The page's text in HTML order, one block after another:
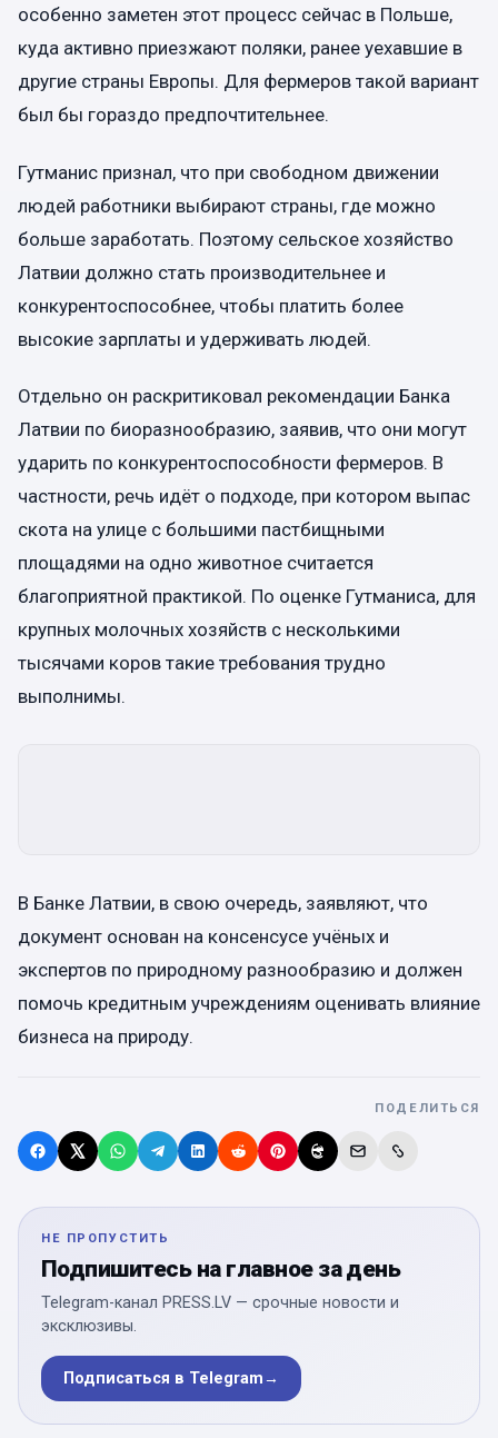
особенно заметен этот процесс сейчас в Польше,
куда активно приезжают поляки, ранее уехавшие в
другие страны Европы. Для фермеров такой вариант
был бы гораздо предпочтительнее.
Гутманис признал, что при свободном движении
людей работники выбирают страны, где можно
больше заработать. Поэтому сельское хозяйство
Латвии должно стать производительнее и
конкурентоспособнее, чтобы платить более
высокие зарплаты и удерживать людей.
Отдельно он раскритиковал рекомендации Банка
Латвии по биоразнообразию, заявив, что они могут
ударить по конкурентоспособности фермеров. В
частности, речь идёт о подходе, при котором выпас
скота на улице с большими пастбищными
площадями на одно животное считается
благоприятной практикой. По оценке Гутманиса, для
крупных молочных хозяйств с несколькими
тысячами коров такие требования трудно
выполнимы.
В Банке Латвии, в свою очередь, заявляют, что
документ основан на консенсусе учёных и
экспертов по природному разнообразию и должен
помочь кредитным учреждениям оценивать влияние
бизнеса на природу.
ПОДЕЛИТЬСЯ
НЕ ПРОПУСТИТЬ
Подпишитесь на главное за день
Telegram-канал PRESS.LV — срочные новости и
эксклюзивы.
Подписаться в Telegram→